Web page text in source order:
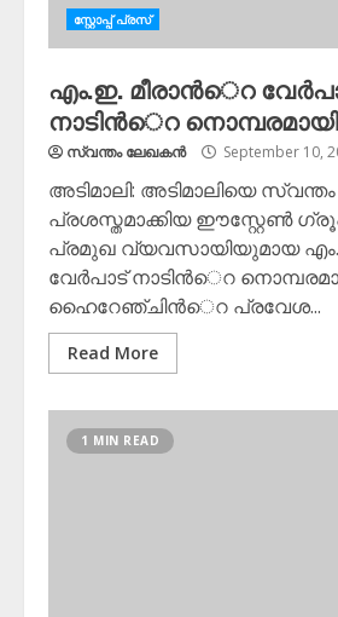
സ്റ്റോപ്പ്‌ പ്രസ്‌
എം.ഇ. മീരാന്‍െറ
നാടിന്‍െറ നൊമ്പരമായി
സ്വന്തം ലേഖകന്‍ September 10,
അടിമാലി: അടിമാലിയെ
പ്രശസ്തമാക്കിയ ഈസ്റ്റേണ്‍
പ്രമുഖ വ്യവസായിയുമായ
വേര്‍പാട് നാടിന്‍െറ
ഹൈറേഞ്ചിന്‍െറ പ്രവേശ...
Read More
1 MIN READ